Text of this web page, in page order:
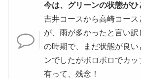
今は、グリーンの状態がひ
吉井コースから高崎コース
が、雨が多かったと言い
の時期で、まだ状態が良い
ンでしたがボロボロでカ
有って、残念！